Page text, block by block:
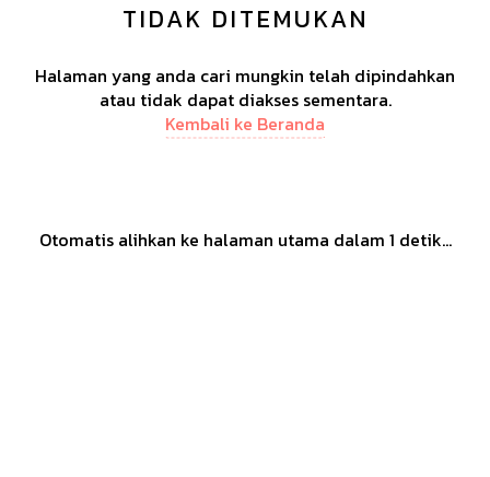
TIDAK DITEMUKAN
Halaman yang anda cari mungkin telah dipindahkan
atau tidak dapat diakses sementara.
Kembali ke Beranda
Otomatis alihkan ke halaman utama dalam 1 detik...